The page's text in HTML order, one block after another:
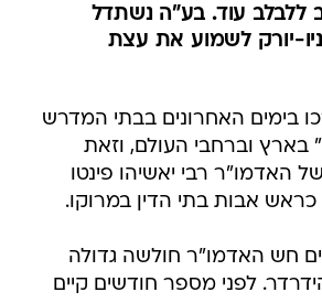
ללבלב עוד. בע"ה נשתדל
יורק לשמוע את עצת
בימים האחרונים בבתי המדרש
וברחבי העולם, וזאת
האדמו"ר רבי יאשיהו פינטו
אבות בתי הדין במרוקו.
חש האדמו"ר חולשה גדולה
לפני מספר חודשים קיים